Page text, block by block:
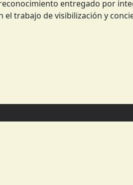
entregado por
el trabajo de visibilización y